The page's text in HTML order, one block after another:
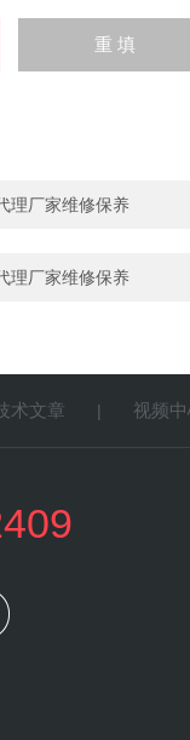
理厂家维修保养
理厂家维修保养
术文章 | 视频